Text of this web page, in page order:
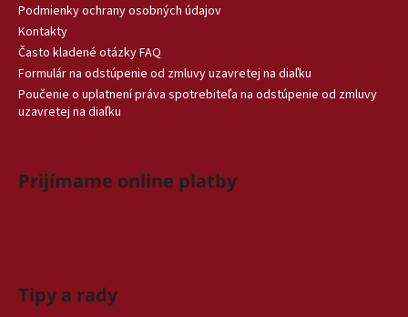
Podmienky ochrany osobných údajov
Kontakty
Často kladené otázky FAQ
Formulár na odstúpenie od zmluvy uzavretej na diaľku
Poučenie o uplatnení práva spotrebiteľa na odstúpenie od zmluvy
uzavretej na diaľku
Prijímame online platby
Tipy a rady